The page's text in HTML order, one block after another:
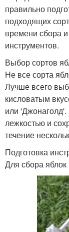
правильно
подходящих
времени сбора
инструментов.
Выбор сортов
Не все сорта
Лучше всего
кисловатым
или 'Джонаголд'.
лежкостью и
течение
Подготовка
Для сбора